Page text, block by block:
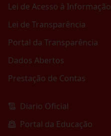
Lei de Acesso à Informação
Lei de Transparência
Portal da Transparência
Dados Abertos
Prestação de Contas
Diario Oficial
Portal da Educação